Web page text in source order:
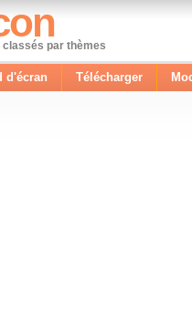
classés par thèmes
d'écran Télécharger